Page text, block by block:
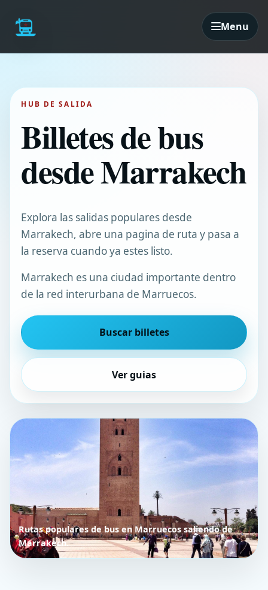
Menu
HUB DE SALIDA
Billetes de bus
desde Marrakech
Explora las salidas populares desde
Marrakech, abre una pagina de ruta y pasa a
la reserva cuando ya estes listo.
Marrakech es una ciudad importante dentro
de la red interurbana de Marruecos.
Buscar billetes
Ver guias
Rutas populares de bus en Marruecos saliendo de
Marrakech.